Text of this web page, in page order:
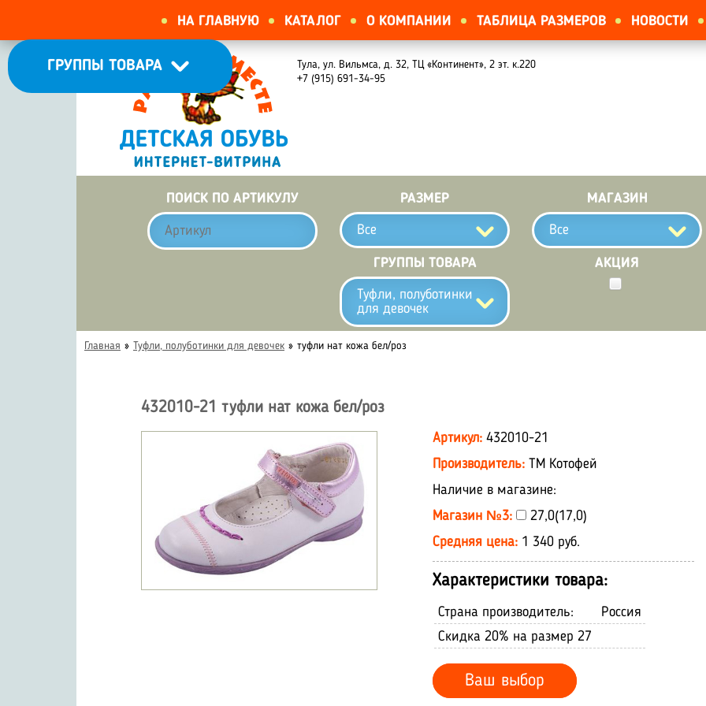
НА ГЛАВНУЮ КАТАЛОГ О КОМПАНИИ ТАБЛИЦА РАЗМЕРОВ НОВОСТИ
Тула, ул. Вильмса, д. 32, ТЦ «Континент», 2 эт. к.220
+7 (915) 691-34-95
ГРУППЫ ТОВАРА
ПОИСК ПО АРТИКУЛУ РАЗМЕР
Все
МАГАЗИН
Все
ГРУППЫ ТОВАРА
Туфли, полуботинки
для девочек
АКЦИЯ
Главная » Туфли, полуботинки для девочек » туфли нат кожа бел/роз
432010-21 туфли нат кожа бел/роз
Артикул: 432010-21
Производитель: ТМ Котофей
Наличие в магазине:
Магазин №3:
27,0(17,0)
Средняя цена: 1 340 руб.
Характеристики товара:
Страна производитель:
Россия
Скидка 20% на размер 27
Ваш выбор